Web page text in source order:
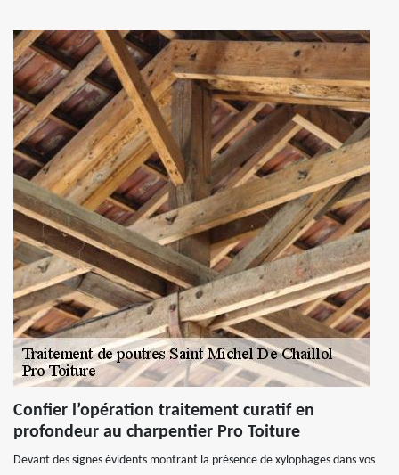
Confier l’opération traitement curatif en
profondeur au charpentier Pro Toiture
Devant des signes évidents montrant la présence de xylophages dans vos